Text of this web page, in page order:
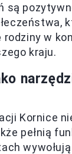
są
rodziny w
kraju.
Kornice
pełnią